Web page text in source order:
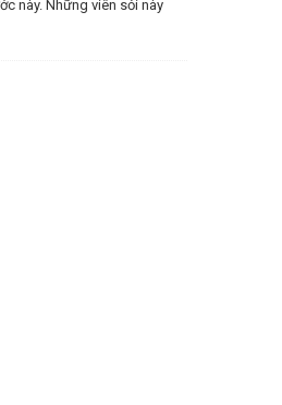
này. Những viên sỏi này